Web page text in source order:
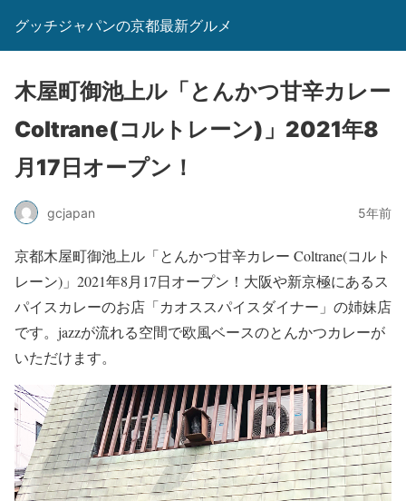
グッチジャパンの京都最新グルメ
木屋町御池上ル「とんかつ甘辛カレー
Coltrane(コルトレーン)」2021年8
月17日オープン！
gcjapan 5年前
京都木屋町御池上ル「とんかつ甘辛カレー Coltrane(コルト
レーン)」2021年8月17日オープン！大阪や新京極にあるス
パイスカレーのお店「カオススパイスダイナー」の姉妹店
です。jazzが流れる空間で欧風ベースのとんかつカレーが
いただけます。